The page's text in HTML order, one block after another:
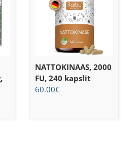
NATTOKINAAS, 2000
FU, 240 kapslit
60.00€